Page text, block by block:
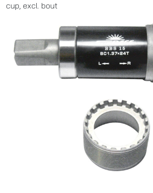
cup, excl. bout